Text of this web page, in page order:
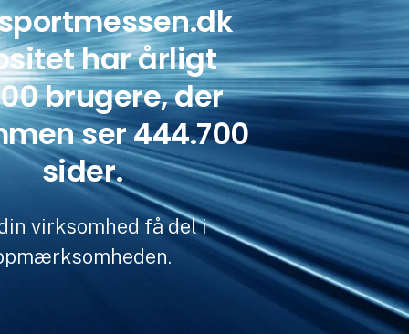
har årligt
brugere, der
ser 444.700
sider.
virksomhed få del i